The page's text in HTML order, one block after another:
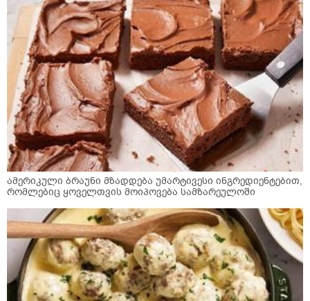
ამერიკული ბრაუნი მზადდება უმარტივესი ინგრედიენტებით,
რომლებიც ყოველთვის მოიპოვება სამზარეულოში